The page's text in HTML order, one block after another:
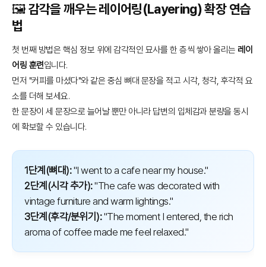
🖼️ 감각을 깨우는 레이어링(Layering) 확장 연습
법
첫 번째 방법은 핵심 정보 위에 감각적인 묘사를 한 층씩 쌓아 올리는 레이
어링 훈련입니다.
먼저 "커피를 마셨다"와 같은 중심 뼈대 문장을 적고 시각, 청각, 후각적 요
소를 더해 보세요.
한 문장이 세 문장으로 늘어날 뿐만 아니라 답변의 입체감과 분량을 동시
에 확보할 수 있습니다.
1단계(뼈대):"I went to a cafe near my house."
2단계(시각 추가):"The cafe was decorated with
vintage furniture and warm lightings."
3단계(후각/분위기):"The moment I entered, the rich
aroma of coffee made me feel relaxed."